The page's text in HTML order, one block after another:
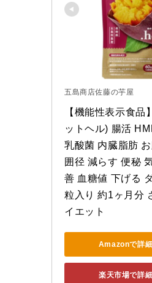
五島商店佐藤の芋屋
【機能性表示食品
ットヘル) 腸活
乳酸菌 内臓脂肪
囲径 減らす 便秘
善 血糖値 下げる
粒入り 約1ヶ月分
イエット
Amazonで詳
楽天市場で詳